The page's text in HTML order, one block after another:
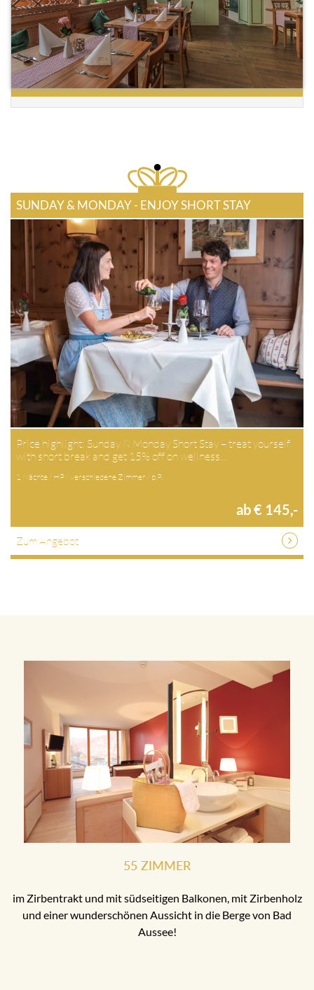
SUNDAY & MONDAY - ENJOY SHORT STAY
Price highlight: Sunday & Monday Short Stay – treat yourself
with short break and get 15% off on wellness…
1 Nächte / HP / verschiedene Zimmer / p.P.
ab € 145,-
Zum Angebot
55 ZIMMER
im Zirbentrakt und mit südseitigen Balkonen, mit Zirbenholz
und einer wunderschönen Aussicht in die Berge von Bad
Aussee!